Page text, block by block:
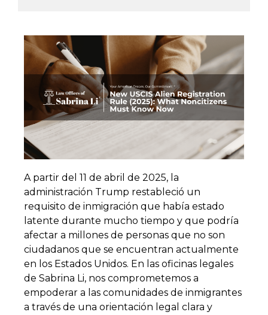
A partir del 11 de abril de 2025, la
administración Trump restableció un
requisito de inmigración que había estado
latente durante mucho tiempo y que podría
afectar a millones de personas que no son
ciudadanos que se encuentran actualmente
en los Estados Unidos. En las oficinas legales
de Sabrina Li, nos comprometemos a
empoderar a las comunidades de inmigrantes
a través de una orientación legal clara y